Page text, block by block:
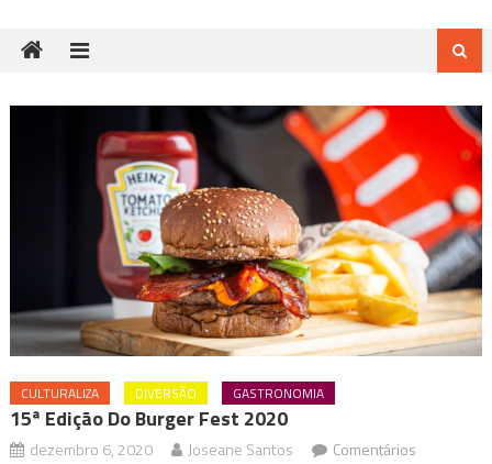
CULTURALIZA DIVERSÃO GASTRONOMIA
15ª Edição Do Burger Fest 2020
dezembro 6, 2020 Joseane Santos
Comentários